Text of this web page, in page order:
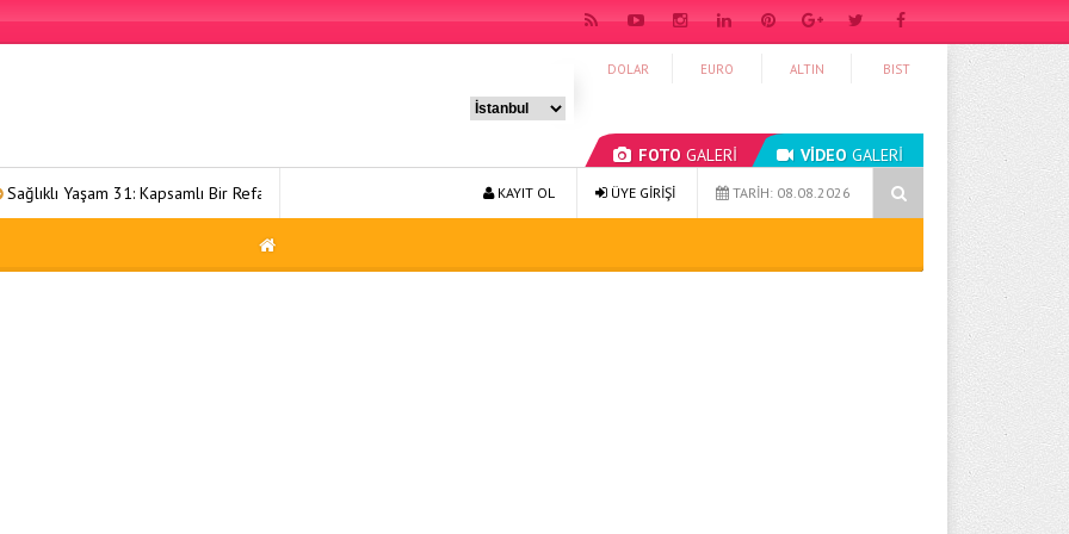
FOTO GALERİ VİDEO GALERİ
DOLAR EURO ALTIN BIST
31: Kapsamlı Bir Refah Yolculuğu Sağlıklı Yaşam 49: Bütünsel Yaklaşım ve Sürdürülebilir Alışkanlıklar Sağlıklı Yaşam 27:
TARİH: 08.08.2026
ÜYE GİRİŞİ
KAYIT OL